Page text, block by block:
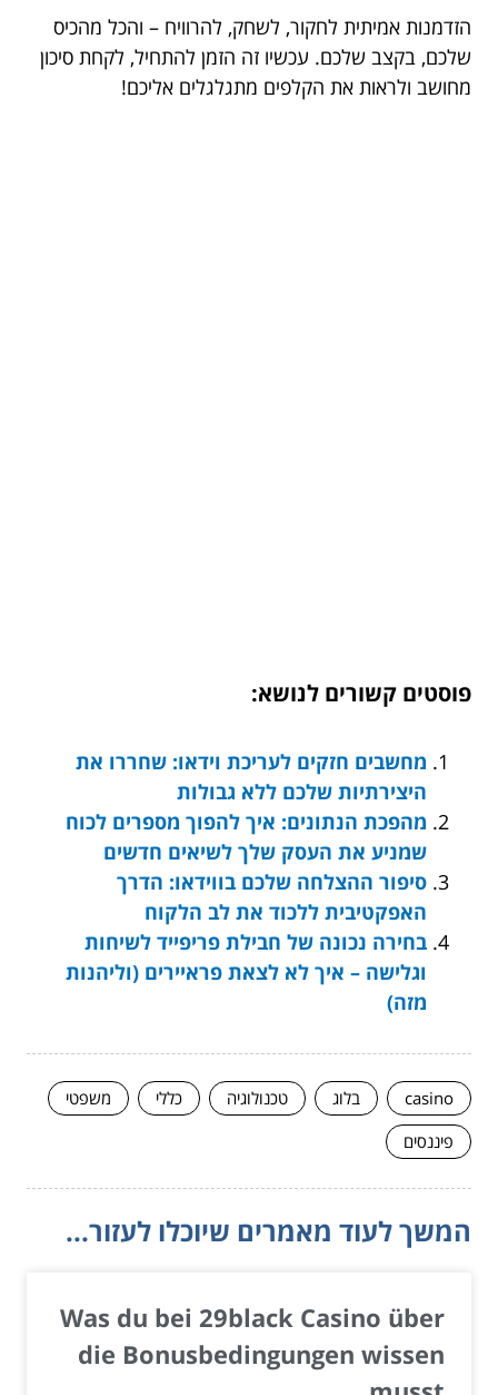
הזדמנות אמיתית לחקור, לשחק, להרוויח – והכל מהכיס
שלכם, בקצב שלכם. עכשיו זה הזמן להתחיל, לקחת סיכון
מחושב ולראות את הקלפים מתגלגלים אליכם!
פוסטים קשורים לנושא:
מחשבים חזקים לעריכת וידאו: שחררו את
היצירתיות שלכם ללא גבולות
מהפכת הנתונים: איך להפוך מספרים לכוח
שמניע את העסק שלך לשיאים חדשים
סיפור ההצלחה שלכם בווידאו: הדרך
האפקטיבית ללכוד את לב הלקוח
בחירה נכונה של חבילת פריפייד לשיחות
וגלישה – איך לא לצאת פראיירים (וליהנות
מזה)
casino בלוג טכנולוגיה כללי
משפטי
פיננסים
המשך לעוד מאמרים שיוכלו לעזור...
Was du bei 29black Casino über
die Bonusbedingungen wissen